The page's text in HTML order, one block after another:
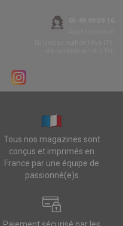
Tous nos magazines sont
conçus et imprimés en
France par une équipe de
passionné(e)s
Paiement sécurisé par les